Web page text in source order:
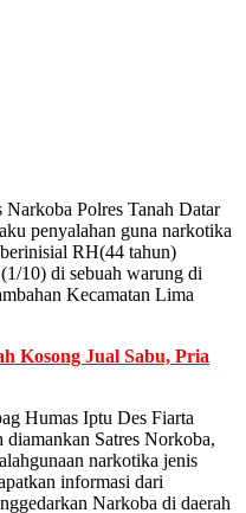
Narkoba Polres Tanah Datar
penyalahan guna narkotika
RH(44 tahun)
10) di sebuah warung di
Kecamatan Lima
Kosong Jual Sabu, Pria
Humas Iptu Des Fiarta
diamankan Satres Norkoba,
narkotika jenis
informasi dari
Narkoba di daerah